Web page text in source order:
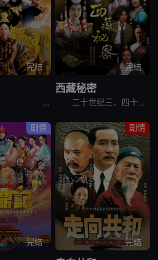
完结
概述 &nbs
完结
西藏秘密
二十世纪三、四十年代的西藏是怎样的面貌？这部剧通过藏人说藏人的形式，力求真实还原那个时候西藏真实的风土人情和日常生活。借扎西顿珠这个人物，讲述了他为推翻西藏农奴制度的传奇一生。 &n
剧情
完结
剧情
完结